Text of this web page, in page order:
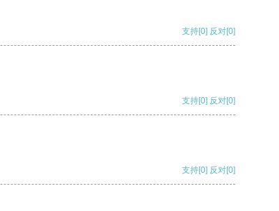
支持[0] 反对[0]
支持[0] 反对[0]
支持[0] 反对[0]